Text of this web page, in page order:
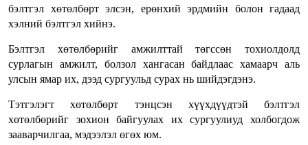
бэлтгэл хөтөлбөрт элсэн, ерөнхий эрдмийн болон гадаад
хэлний бэлтгэл хийнэ.
Бэлтгэл хөтөлбөрийг амжилттай төгссөн тохиолдолд
сурлагын амжилт, болзол хангасан байдлаас хамаарч аль
улсын ямар их, дээд сургуульд сурах нь шийдэгдэнэ.
Тэтгэлэгт хөтөлбөрт тэнцсэн хүүхдүүдтэй бэлтгэл
хөтөлбөрийг зохион байгуулах их сургуулиуд холбогдож
зааварчилгаа, мэдээлэл өгөх юм.